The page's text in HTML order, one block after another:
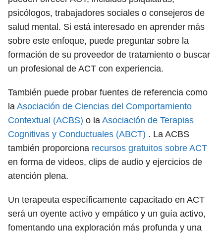
psicólogos, trabajadores sociales o consejeros de
salud mental. Si está interesado en aprender más
sobre este enfoque, puede preguntar sobre la
formación de su proveedor de tratamiento o buscar
un profesional de ACT con experiencia.
También puede probar fuentes de referencia como
la Asociación de Ciencias del Comportamiento
Contextual (ACBS) o la Asociación de Terapias
Cognitivas y Conductuales (ABCT) . La ACBS
también proporciona recursos gratuitos sobre ACT
en forma de videos, clips de audio y ejercicios de
atención plena.
Un terapeuta específicamente capacitado en ACT
será un oyente activo y empático y un guía activo,
fomentando una exploración más profunda y una